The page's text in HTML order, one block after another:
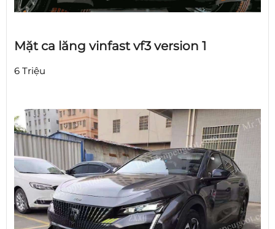
Mặt ca lăng vinfast vf3 version 1
6 Triệu